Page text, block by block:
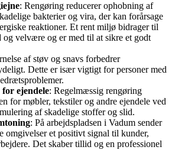
: Rengøring reducerer ophobning af
bakterier og vira, der kan forårsage
reaktioner. Et rent miljø bidrager til
og velvære og er med til at sikre et godt
af støv og snavs forbedrer
Dette er især vigtigt for personer med
ejendele: Regelmæssig rengøring
for møbler, tekstiler og andre ejendele ved
af skadelige stoffer og slid.
: På arbejdspladsen i Vadum sender
omgivelser et positivt signal til kunder,
Det skaber tillid og en professionel